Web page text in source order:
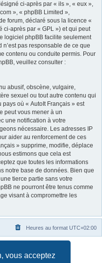
vous acceptez
ci-après par « ils », « eux »,
», « phpBB Limited »,
forum, déclaré sous la licence «
ci-après par « GPL ») et qui peut
logiciel phpBB facilite seulement
n’est pas responsable de ce que
contenu ou conduite permis. Pour
veuillez consulter :
abusif, obscène, vulgaire,
sexuel ou tout autre contenu qui
où « AutoIt Français » est
peut vous mener à un
une notification à votre
nécessaire. Les adresses IP
aider au renforcement de ces
» supprime, modifie, déplace
estimons que cela est
que toutes les informations
notre base de données. Bien que
tierce partie sans votre
ne pourront être tenus comme
visant à compromettre les
Heures au format UTC+02:00
fr.com